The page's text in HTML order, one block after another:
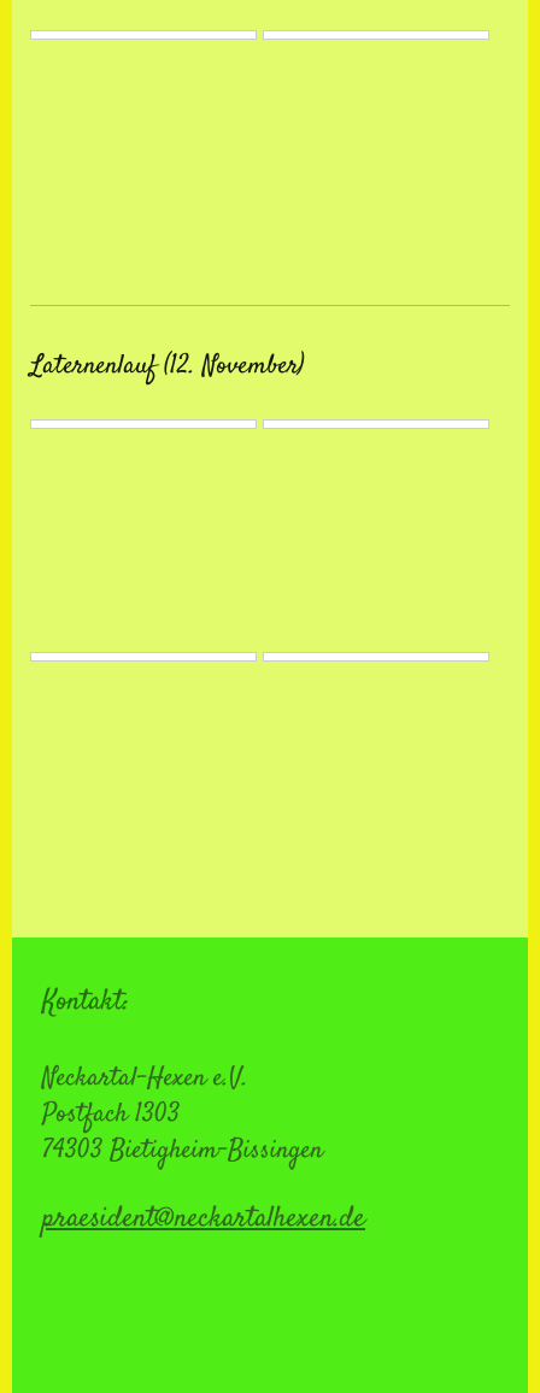
Laternenlauf (12. November)
Kontakt:
Neckartal-Hexen e.V.
Postfach 1303
74303 Bietigheim-Bissingen
praesident@neckartalhexen.de